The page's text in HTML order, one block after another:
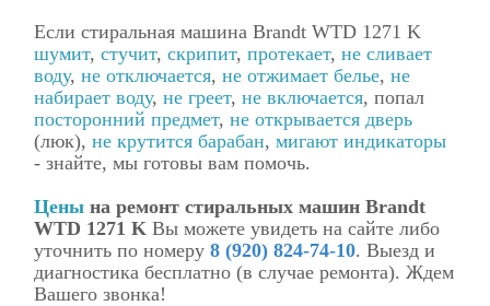
Если стиральная машина Brandt WTD 1271 K
шумит,стучит,скрипит,протекает,не сливает
воду,не отключается,не отжимает белье,не
набирает воду,не греет,не включается, попал
посторонний предмет,не открывается дверь
(люк),не крутится барабан,мигают индикаторы
- знайте, мы готовы вам помочь.
Цены на ремонт стиральных машин Brandt
WTD 1271 K Вы можете увидеть на сайте либо
уточнить по номеру8 (920) 824-74-10. Выезд и
диагностика бесплатно (в случае ремонта). Ждем
Вашего звонка!